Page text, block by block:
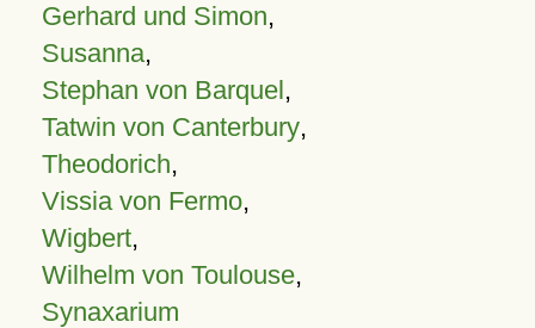
Gerhard und Simon,
Susanna,
Stephan von Barquel,
Tatwin von Canterbury,
Theodorich,
Vissia von Fermo,
Wigbert,
Wilhelm von Toulouse,
Synaxarium